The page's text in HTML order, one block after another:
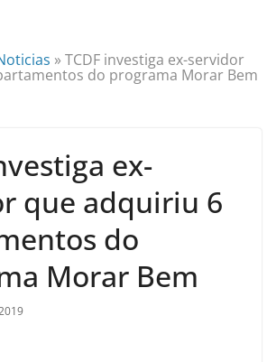
»TCDF investiga ex-servidor
do programa Morar Bem
ex-
que adquiriu 6
do
Morar Bem